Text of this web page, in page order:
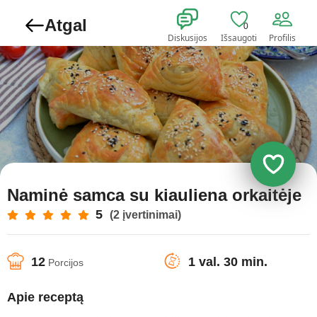
Atgal
Diskusijos
0
Išsaugoti Profilis
Naminė samса su kiauliena orkaitėje
5 (2 įvertinimai)
12 Porcijos 1 val. 30 min.
Apie receptą